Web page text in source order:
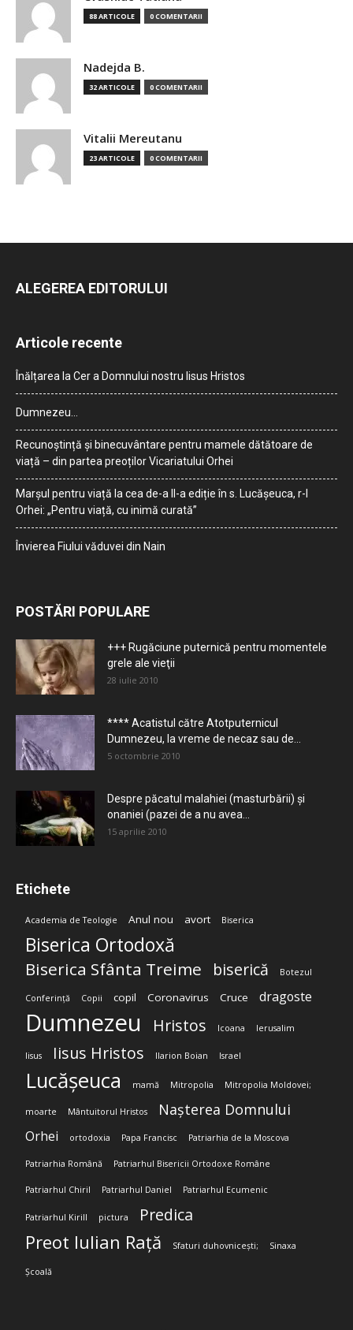
88 ARTICOLE 0 COMENTARII
Nadejda B.
32 ARTICOLE 0 COMENTARII
Vitalii Mereutanu
23 ARTICOLE 0 COMENTARII
ALEGEREA EDITORULUI
Articole recente
Înălțarea la Cer a Domnului nostru Iisus Hristos
Dumnezeu…
Recunoștință și binecuvântare pentru mamele dătătoare de
viață – din partea preoților Vicariatului Orhei
Marșul pentru viață la cea de-a II-a ediție în s. Lucășeuca, r-l
Orhei: „Pentru viață, cu inimă curată”
Învierea Fiului văduvei din Nain
POSTĂRI POPULARE
+++ Rugăciune puternică pentru momentele
grele ale vieţii
28 iulie 2010
**** Acatistul către Atotputernicul
Dumnezeu, la vreme de necaz sau de...
5 octombrie 2010
Despre păcatul malahiei (masturbării) şi
onaniei (pazei de a nu avea...
15 aprilie 2010
Etichete
Academia de Teologie Anul nou avort Biserica
Biserica Ortodoxă
Biserica Sfânta Treime biserică Botezul
Conferință Copii copil Coronavirus Cruce dragoste
Dumnezeu Hristos Icoana Ierusalim
Iisus Iisus Hristos Ilarion Boian Israel
Lucășeuca mamă Mitropolia Mitropolia Moldovei;
moarte Mântuitorul Hristos Nașterea Domnului
Orhei ortodoxia Papa Francisc Patriarhia de la Moscova
Patriarhia Română Patriarhul Bisericii Ortodoxe Române
Patriarhul Chiril Patriarhul Daniel Patriarhul Ecumenic
Patriarhul Kirill pictura Predica
Preot Iulian Rață Sfaturi duhovnicești; Sinaxa
Școală